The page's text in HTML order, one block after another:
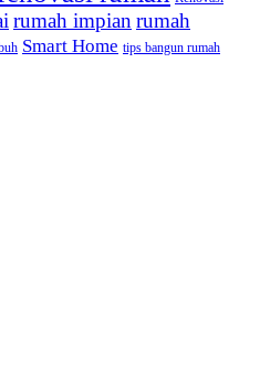
rumah impian rumah
Smart Home tips bangun rumah